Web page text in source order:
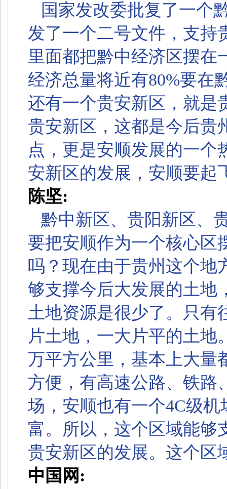
国家发改委批复了一个
发了一个二号文件，支持
里面都把黔中经济区摆在
经济总量将近有80%要在
还有一个贵安新区，就是
贵安新区，这都是今后贵
点，更是安顺发展的一个
安新区的发展，安顺要起
陈坚:
黔中新区、贵阳新区、
要把安顺作为一个核心区
吗？现在由于贵州这个地
够支撑今后大发展的土地
土地资源是很少了。只有
片土地，一大片平的土地
万平方公里，基本上大量
方便，有高速公路、铁路
场，安顺也有一个4C级
富。所以，这个区域能够
贵安新区的发展。这个区
中国网: